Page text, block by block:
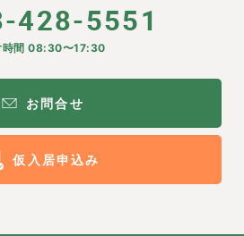
428-5551
時間 08:30〜17:30
お問合せ
仮入居申込み